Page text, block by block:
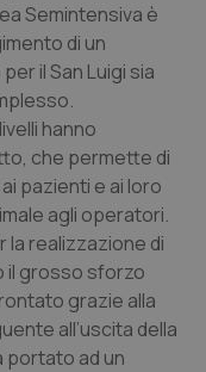
Semintensiva è
di un
il San Luigi sia
hanno
che permette di
pazienti e ai loro
agli operatori.
realizzazione di
il grosso sforzo
grazie alla
all’uscita della
portato ad un